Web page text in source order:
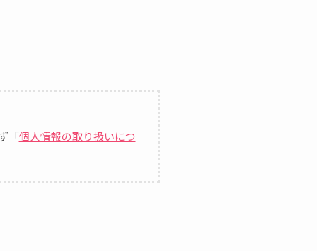
「個人情報の取り扱いにつ